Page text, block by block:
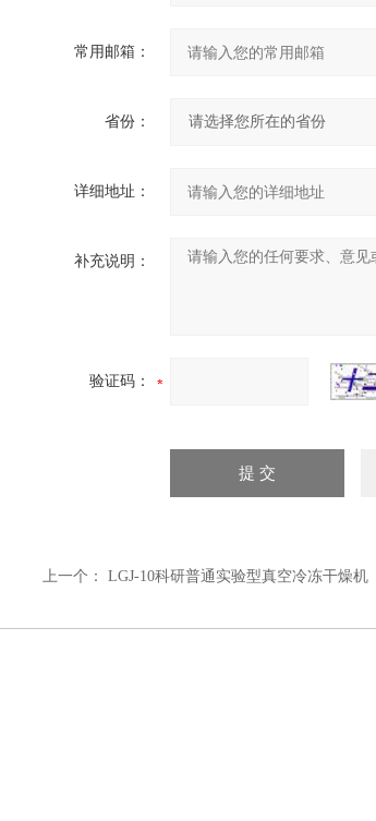
常用邮箱：
省份：
详细地址：
补充说明：
验证码：
上一个： LGJ-10科研普通实验型真空冷冻干燥机